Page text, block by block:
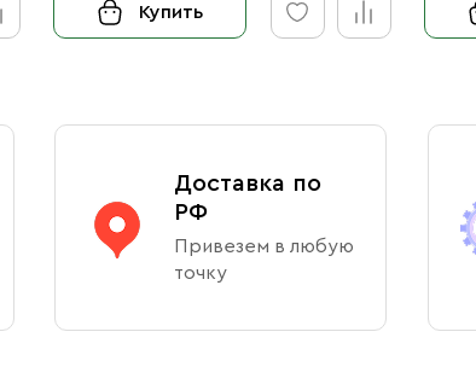
Купить
Доставка по
РФ
Привезем в любую
точку